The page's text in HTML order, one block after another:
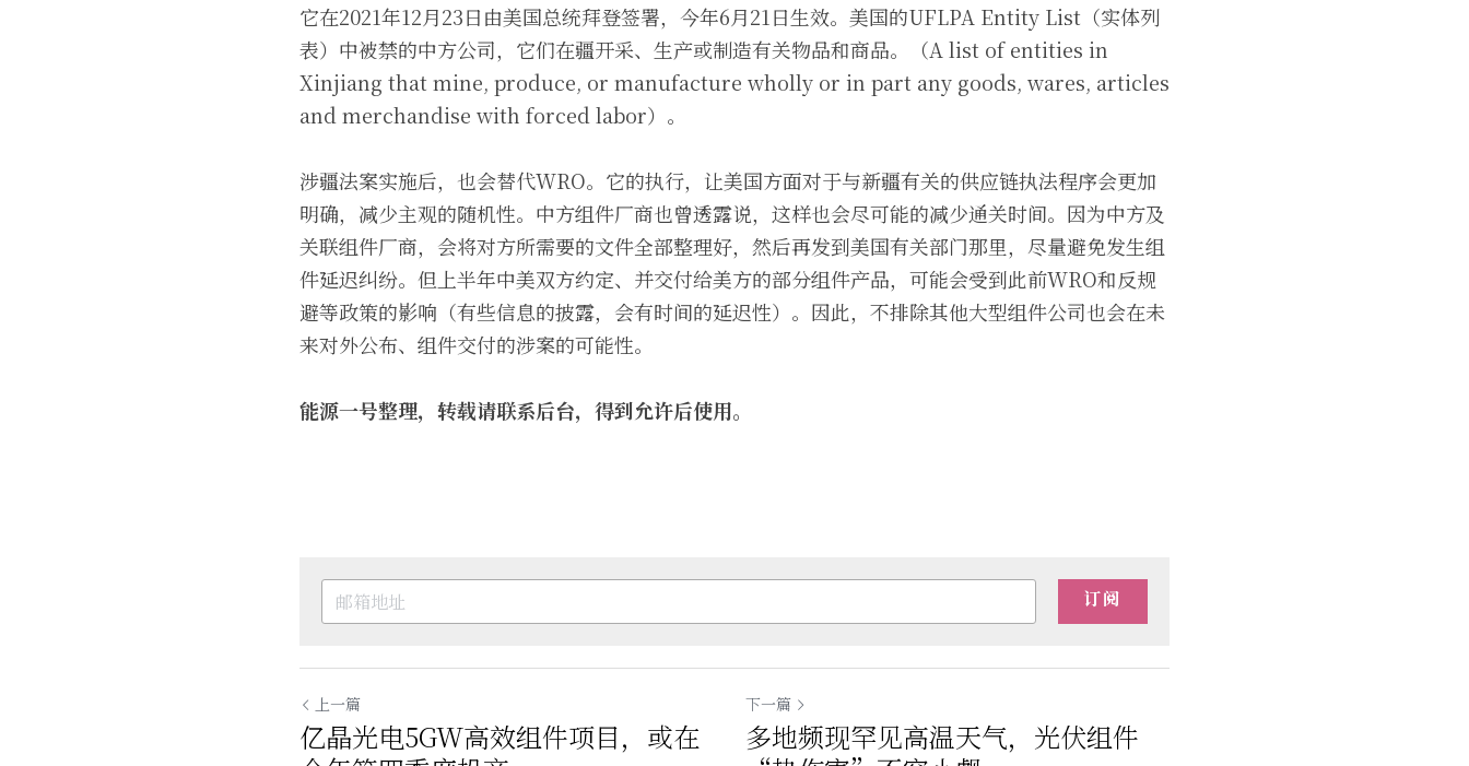
它在2021年12月23日由美国总统拜登签署，今年6月21日生效。美国的UFLPA Entity List（实体列
表）中被禁的中方公司，它们在疆开采、生产或制造有关物品和商品。（A list of entities in
Xinjiang that mine, produce, or manufacture wholly or in part any goods, wares, articles
and merchandise with forced labor）。
涉疆法案实施后，也会替代WRO。它的执行，让美国方面对于与新疆有关的供应链执法程序会更加
明确，减少主观的随机性。中方组件厂商也曾透露说，这样也会尽可能的减少通关时间。因为中方及
关联组件厂商，会将对方所需要的文件全部整理好，然后再发到美国有关部门那里，尽量避免发生组
件延迟纠纷。但上半年中美双方约定、并交付给美方的部分组件产品，可能会受到此前WRO和反规
避等政策的影响（有些信息的披露，会有时间的延迟性）。因此，不排除其他大型组件公司也会在未
来对外公布、组件交付的涉案的可能性。
能源一号整理，转载请联系后台，得到允许后使用。
订阅
上一篇
亿晶光电5GW高效组件项目，或在
下一篇
多地频现罕见高温天气，光伏组件